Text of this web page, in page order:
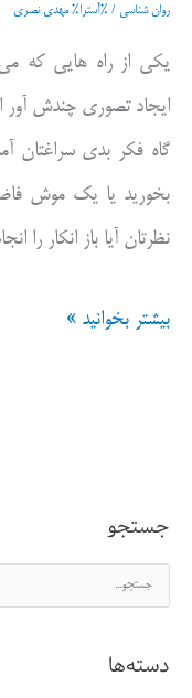
روان شناسی / %آسترا% مهدی نصری
یکی از راه هایی که می
ایجاد تصوری چندش آور
گاه فکر بدی سراغتان
بخورید یا یک موش
نظرتان آیا باز انکار را
تمثیل
زدن
سنگ
برای
بیشتر بخوانید »
جستجو
س
ج
دسته‌ها